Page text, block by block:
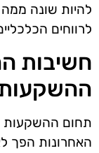
להיות שונה
לרווחים
חשיבות
ההשקעות
תחום ההשקעות
האחרונות הפך